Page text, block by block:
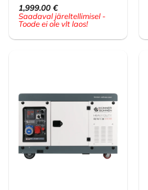
1,999.00€
Saadaval järeltellimisel -
Toode ei ole vlt laos!